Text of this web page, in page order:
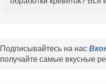
Подписывайтесь на нас
получайте самые вкусные